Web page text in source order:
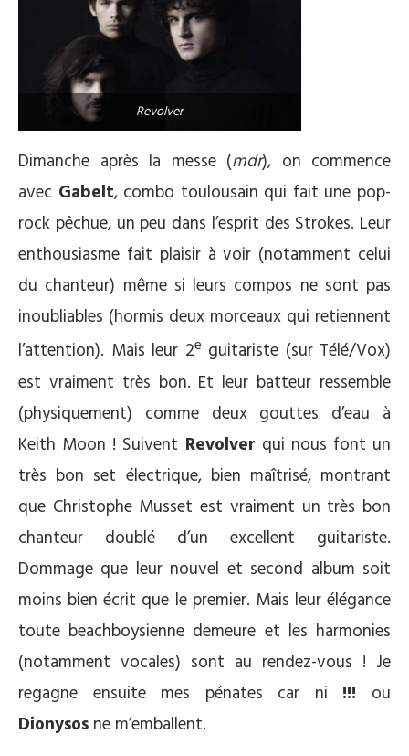
Revolver
Dimanche après la messe (mdr), on commence
avec Gabelt, combo toulousain qui fait une pop-
rock pêchue, un peu dans l’esprit des Strokes. Leur
enthousiasme fait plaisir à voir (notamment celui
du chanteur) même si leurs compos ne sont pas
inoubliables (hormis deux morceaux qui retiennent
l’attention). Mais leur 2e guitariste (sur Télé/Vox)
est vraiment très bon. Et leur batteur ressemble
(physiquement) comme deux gouttes d’eau à
Keith Moon ! Suivent Revolver qui nous font un
très bon set électrique, bien maîtrisé, montrant
que Christophe Musset est vraiment un très bon
chanteur doublé d’un excellent guitariste.
Dommage que leur nouvel et second album soit
moins bien écrit que le premier. Mais leur élégance
toute beachboysienne demeure et les harmonies
(notamment vocales) sont au rendez-vous ! Je
regagne ensuite mes pénates car ni !!! ou
Dionysos ne m’emballent.